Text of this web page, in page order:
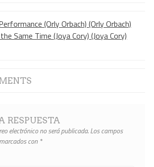
(Orly Orbach) (Orly Orbach)
Same Time (Joya Cory) (Joya Cory)
RESPUESTA
electrónico no será publicada.Los campos
con *